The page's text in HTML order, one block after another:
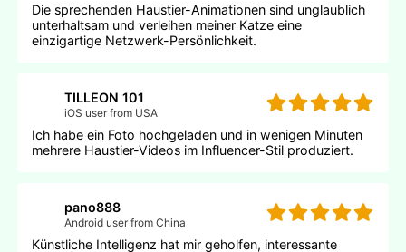
Die sprechenden Haustier-Animationen sind unglaublich
unterhaltsam und verleihen meiner Katze eine
einzigartige Netzwerk-Persönlichkeit.
TILLEON 101
iOS user from USA
Ich habe ein Foto hochgeladen und in wenigen Minuten
mehrere Haustier-Videos im Influencer-Stil produziert.
pano888
Android user from China
Künstliche Intelligenz hat mir geholfen, interessante